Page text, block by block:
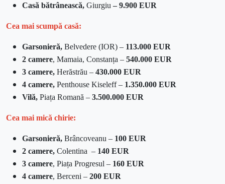
Casă bătrânească, Giurgiu– 9.900 EUR
Cea mai scumpă casă:
Garsonieră, Belvedere (IOR) – 113.000 EUR
2 camere, Mamaia, Constanța – 540.000 EUR
3 camere, Herăstrău – 430.000 EUR
4 camere, Penthouse Kiseleff – 1.350.000 EUR
Vilă, Piața Romană – 3.500.000 EUR
Cea mai mică chirie:
Garsonieră, Brâncoveanu – 100 EUR
2 camere, Colentina – 140 EUR
3 camere, Piața Progresul – 160 EUR
4 camere, Berceni – 200 EUR